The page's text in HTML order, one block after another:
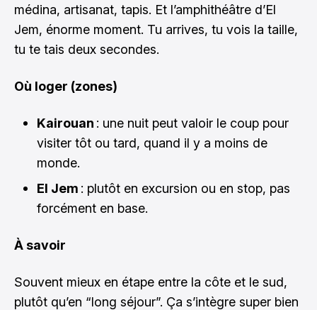
médina, artisanat, tapis. Et l’amphithéâtre d’El
Jem, énorme moment. Tu arrives, tu vois la taille,
tu te tais deux secondes.
Où loger (zones)
Kairouan : une nuit peut valoir le coup pour
visiter tôt ou tard, quand il y a moins de
monde.
El Jem : plutôt en excursion ou en stop, pas
forcément en base.
À savoir
Souvent mieux en étape entre la côte et le sud,
plutôt qu’en “long séjour”. Ça s’intègre super bien